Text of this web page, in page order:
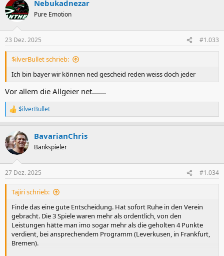
Nebukadnezar
Pure Emotion
23 Dez. 2025 #1.033
$ilverBullet schrieb:
Ich bin bayer wir können ned gescheid reden weiss doch jeder
Vor allem die Allgeier net.......
R
e
k
t
i
e
n
$ilverBullet
BavarianChris
Bankspieler
27 Dez. 2025 #1.034
Tajiri schrieb:
Finde das eine gute Entscheidung. Hat sofort Ruhe in den Verein
gebracht. Die 3 Spiele waren mehr als ordentlich, von den
Leistungen hätte man imo sogar mehr als die geholten 4 Punkte
verdient, bei ansprechendem Programm (Leverkusen, in Frankfurt,
Bremen).